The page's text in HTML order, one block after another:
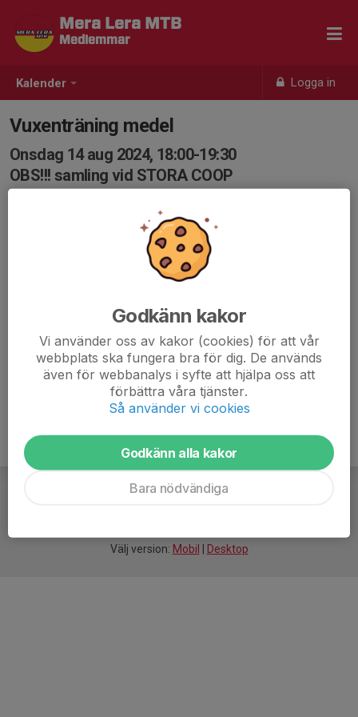
Kalender Logga in
Mera Lera MTB
Medlemmar
Vuxenträning medel
Onsdag 14 aug 2024, 18:00-19:30
OBS!!! samling vid STORA COOP
Goa intervaller och annat gött :-)
på sin kondition/teknik och därmed framfart på
alla, som har cyklat en del stig, delta efter sina
förutsättningar och dagsform/-känsla.
Välj version: Mobil Desktop
Godkänn kakor
Vi använder oss av kakor (cookies) för att vår
webbplats ska fungera bra för dig. De används
även för webbanalys i syfte att hjälpa oss att
förbättra våra tjänster.
Så använder vi cookies
Godkänn alla kakor
Bara nödvändiga